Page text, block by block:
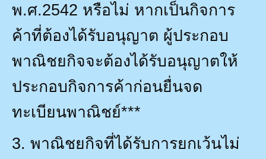
พ.ศ.2542 หรือไม่ หากเป็นกิจการ
ค้าที่ต้องได้รับอนุญาต ผู้ประกอบ
พาณิชยกิจจะต้องได้รับอนุญาตให้
ประกอบกิจการค้าก่อนยื่นจด
ทะเบียนพาณิชย์***
3. พาณิชยกิจที่ได้รับการยกเว้นไม่